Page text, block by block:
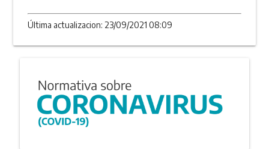
Última actualizacion: 23/09/2021 08:09